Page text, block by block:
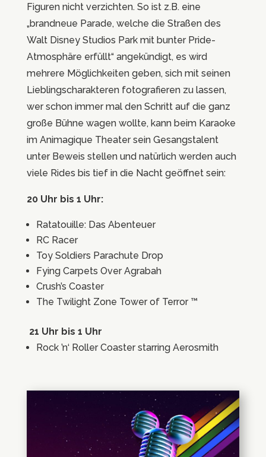
Figuren nicht verzichten. So ist z.B. eine
„brandneue Parade, welche die Straßen des
Walt Disney Studios Park mit bunter Pride-
Atmosphäre erfüllt“ angekündigt, es wird
mehrere Möglichkeiten geben, sich mit seinen
Lieblingscharakteren fotografieren zu lassen,
wer schon immer mal den Schritt auf die ganz
große Bühne wagen wollte, kann beim Karaoke
im Animagique Theater sein Gesangstalent
unter Beweis stellen und natürlich werden auch
viele Rides bis tief in die Nacht geöffnet sein:
20 Uhr bis 1 Uhr:
Ratatouille: Das Abenteuer
RC Racer
Toy Soldiers Parachute Drop
Fying Carpets Over Agrabah
Crush’s Coaster
The Twilight Zone Tower of Terror ™
21 Uhr bis 1 Uhr
Rock ’n‘ Roller Coaster starring Aerosmith